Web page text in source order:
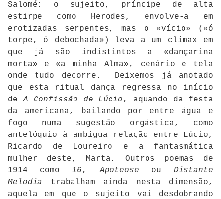
Salomé: o sujeito, príncipe de alta
estirpe como Herodes, envolve-a em
erotizadas serpentes, mas o «vício» («ó
torpe, ó debochada») leva a um clímax em
que já são indistintos a «dançarina
morta» e «a minha Alma», cenário e tela
onde tudo decorre. Deixemos já anotado
que esta ritual dança regressa no início
deA Confissão de Lúcio, aquando da festa
da americana, bailando por entre água e
fogo numa sugestão orgástica, como
antelóquio à ambígua relação entre Lúcio,
Ricardo de Loureiro e a fantasmática
mulher deste, Marta. Outros poemas de
1914 como16,Apoteose ouDistante
Melodia trabalham ainda nesta dimensão,
aquela em que o sujeito vai desdobrando